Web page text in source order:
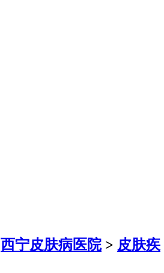
西宁皮肤病医院> 皮肤疾